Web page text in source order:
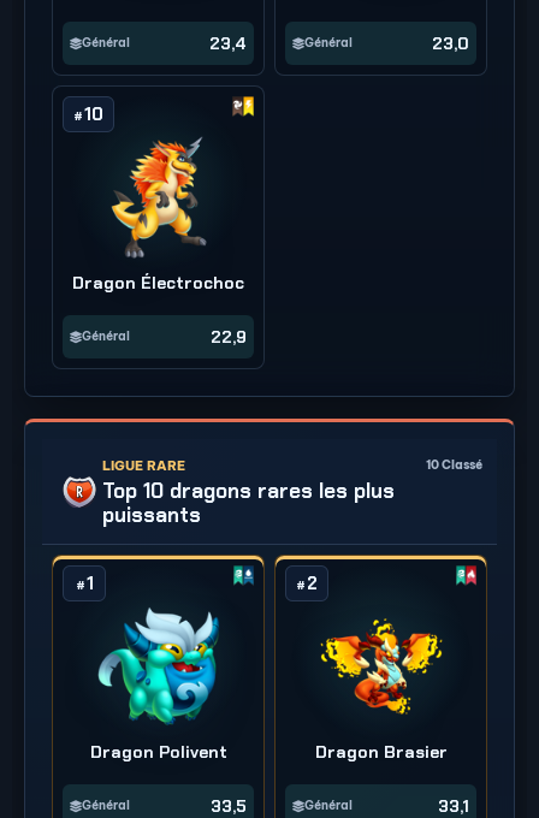
Général 23,4 Général 23,0
#10
Dragon Électrochoc
Général 22,9
LIGUE RARE
Top 10 dragons rares les plus
puissants
10Classé
#1
Dragon Polivent
Général 33,5
# 2
Dragon Brasier
Général 33,1